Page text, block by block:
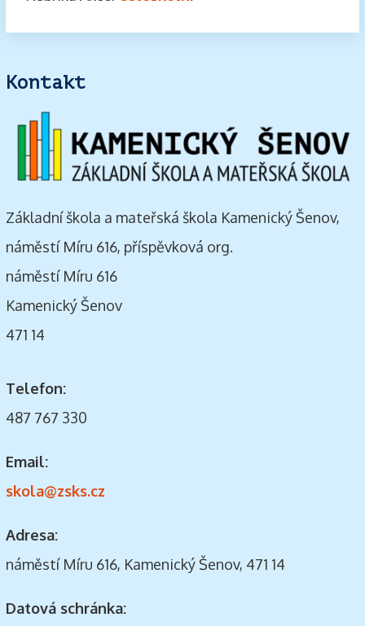
Kontakt
Základní škola a mateřská škola Kamenický Šenov,
náměstí Míru 616, příspěvková org.
náměstí Míru 616
Kamenický Šenov
471 14
Telefon:
487 767 330
Email:
skola@zsks.cz
Adresa:
náměstí Míru 616, Kamenický Šenov, 471 14
Datová schránka: